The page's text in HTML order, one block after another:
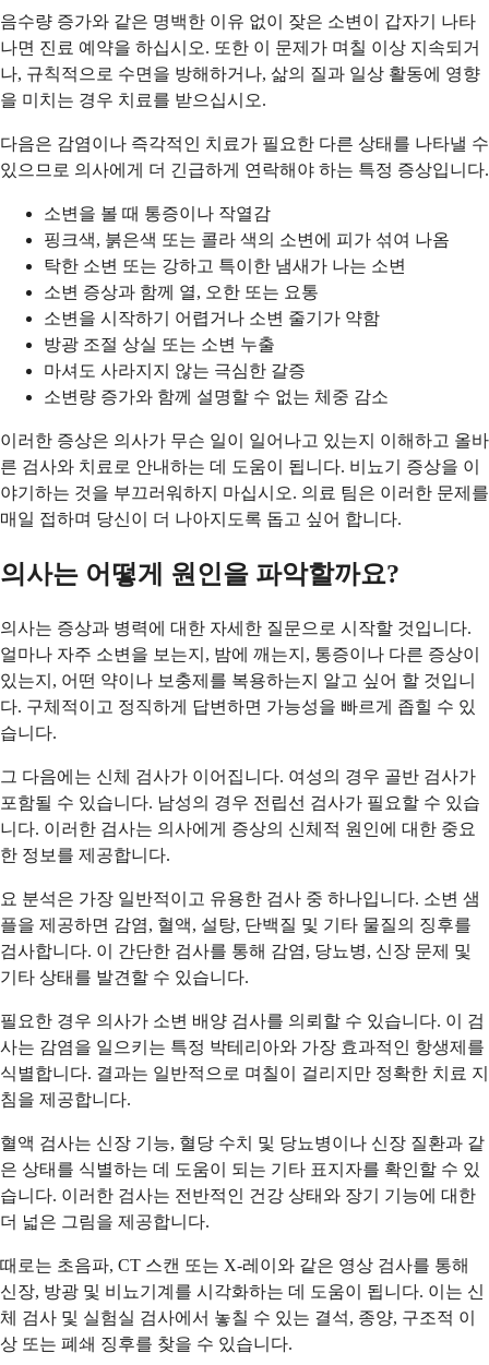
음수량 증가와 같은 명백한 이유 없이 잦은 소변이 갑자기 나타
나면 진료 예약을 하십시오. 또한 이 문제가 며칠 이상 지속되거
나, 규칙적으로 수면을 방해하거나, 삶의 질과 일상 활동에 영향
을 미치는 경우 치료를 받으십시오.
다음은 감염이나 즉각적인 치료가 필요한 다른 상태를 나타낼 수
있으므로 의사에게 더 긴급하게 연락해야 하는 특정 증상입니다.
소변을 볼 때 통증이나 작열감
핑크색, 붉은색 또는 콜라 색의 소변에 피가 섞여 나옴
탁한 소변 또는 강하고 특이한 냄새가 나는 소변
소변 증상과 함께 열, 오한 또는 요통
소변을 시작하기 어렵거나 소변 줄기가 약함
방광 조절 상실 또는 소변 누출
마셔도 사라지지 않는 극심한 갈증
소변량 증가와 함께 설명할 수 없는 체중 감소
이러한 증상은 의사가 무슨 일이 일어나고 있는지 이해하고 올바
른 검사와 치료로 안내하는 데 도움이 됩니다. 비뇨기 증상을 이
야기하는 것을 부끄러워하지 마십시오. 의료 팀은 이러한 문제를
매일 접하며 당신이 더 나아지도록 돕고 싶어 합니다.
의사는 어떻게 원인을 파악할까요?
의사는 증상과 병력에 대한 자세한 질문으로 시작할 것입니다.
얼마나 자주 소변을 보는지, 밤에 깨는지, 통증이나 다른 증상이
있는지, 어떤 약이나 보충제를 복용하는지 알고 싶어 할 것입니
다. 구체적이고 정직하게 답변하면 가능성을 빠르게 좁힐 수 있
습니다.
그 다음에는 신체 검사가 이어집니다. 여성의 경우 골반 검사가
포함될 수 있습니다. 남성의 경우 전립선 검사가 필요할 수 있습
니다. 이러한 검사는 의사에게 증상의 신체적 원인에 대한 중요
한 정보를 제공합니다.
요 분석은 가장 일반적이고 유용한 검사 중 하나입니다. 소변 샘
플을 제공하면 감염, 혈액, 설탕, 단백질 및 기타 물질의 징후를
검사합니다. 이 간단한 검사를 통해 감염, 당뇨병, 신장 문제 및
기타 상태를 발견할 수 있습니다.
필요한 경우 의사가 소변 배양 검사를 의뢰할 수 있습니다. 이 검
사는 감염을 일으키는 특정 박테리아와 가장 효과적인 항생제를
식별합니다. 결과는 일반적으로 며칠이 걸리지만 정확한 치료 지
침을 제공합니다.
혈액 검사는 신장 기능, 혈당 수치 및 당뇨병이나 신장 질환과 같
은 상태를 식별하는 데 도움이 되는 기타 표지자를 확인할 수 있
습니다. 이러한 검사는 전반적인 건강 상태와 장기 기능에 대한
더 넓은 그림을 제공합니다.
때로는 초음파, CT 스캔 또는 X-레이와 같은 영상 검사를 통해
신장, 방광 및 비뇨기계를 시각화하는 데 도움이 됩니다. 이는 신
체 검사 및 실험실 검사에서 놓칠 수 있는 결석, 종양, 구조적 이
상 또는 폐쇄 징후를 찾을 수 있습니다.